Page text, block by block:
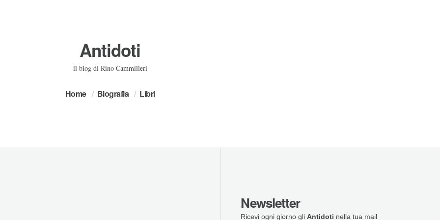
Antidoti
il blog di Rino Cammilleri
Home Biografia Libri
Newsletter
Ricevi ogni giorno gli Antidoti nella tua mail